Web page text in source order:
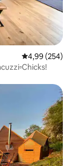
Gemiddelde
4,99 (254)